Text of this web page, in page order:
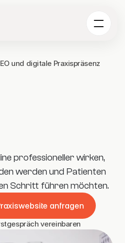
und digitale Praxispräsenz
professioneller wirken,
werden und Patienten
Schritt führen möchten.
anfragen
vereinbaren